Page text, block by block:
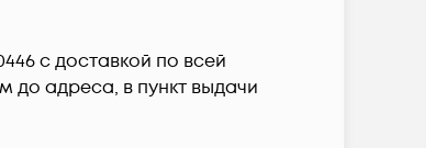
c доставкой по всей
до адреса, в пункт выдачи